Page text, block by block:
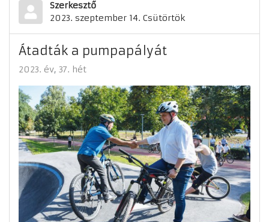
Szerkesztő
2023. szeptember 14. Csütörtök
Átadták a pumpapályát
2023. év 37. hét